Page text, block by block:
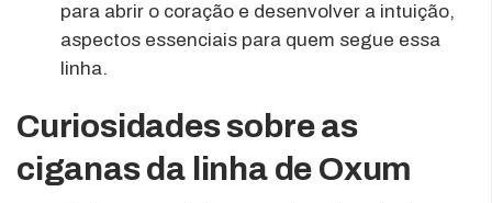
para abrir o coração e desenvolver a intuição,
aspectos essenciais para quem segue essa
linha.
Curiosidades sobre as
ciganas da linha de Oxum